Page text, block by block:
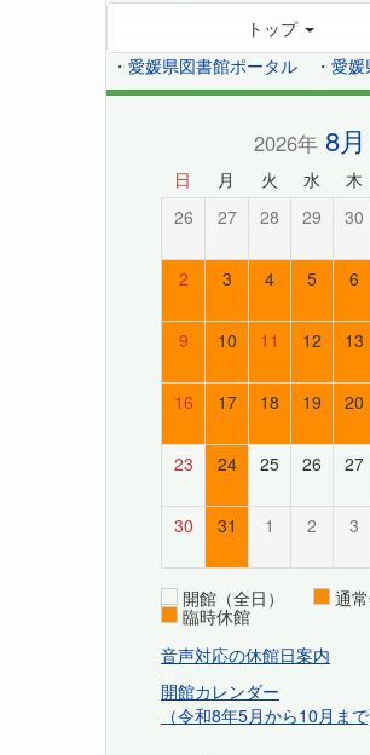
トップ
・ 愛媛県図書館ポータル ・ 愛媛
2026年 8月
日 月 火 水 木
26 27 28 29 30
2 3 4 5 6
9 10 11 12 13
16 17 18 19 20
23 24 25 26 27
30 31 1 2 3
開館（全日） 通
臨時休館
音声対応の休館日案内
開館カレンダー
（令和8年5月から10月ま